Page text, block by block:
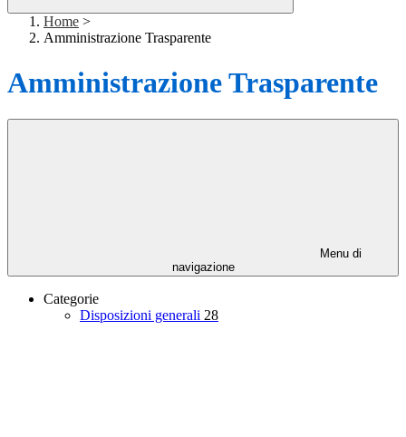
Home >
Amministrazione Trasparente
Amministrazione Trasparente
Menu di
navigazione
Categorie
Disposizioni generali 28